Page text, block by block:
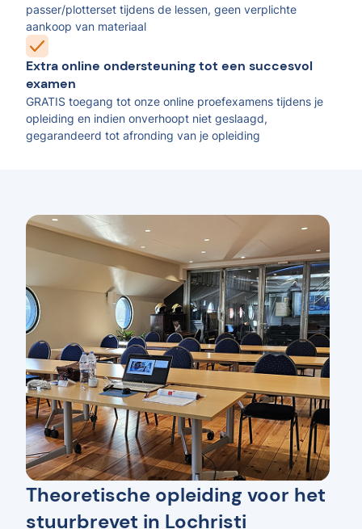
passer/plotterset tijdens de lessen, geen verplichte
aankoop van materiaal
Extra online ondersteuning tot een succesvol
examen
GRATIS toegang tot onze online proefexamens tijdens je
opleiding en indien onverhoopt niet geslaagd,
gegarandeerd tot afronding van je opleiding
Theoretische opleiding voor het
stuurbrevet in Lochristi